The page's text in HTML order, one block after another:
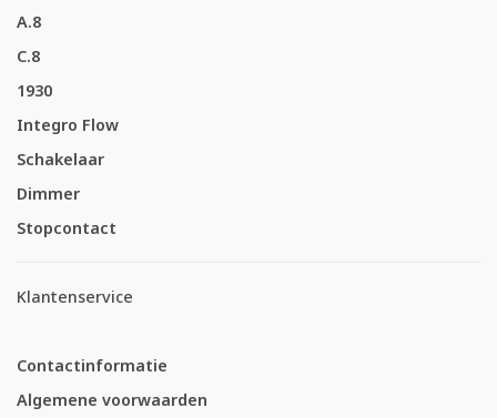
A.8
C.8
1930
Integro Flow
Schakelaar
Dimmer
Stopcontact
Klantenservice
Contactinformatie
Algemene voorwaarden